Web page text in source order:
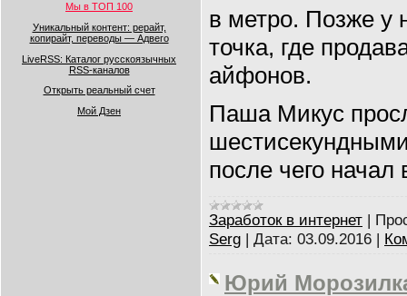
Мы в ТОП 100
Уникальный контент: рерайт,
копирайт, переводы — Адвего
LiveRSS: Каталог русскоязычных
RSS-каналов
Открыть реальный счет
Мой Дзен
в метро. Позже у
точка, где
айфонов.
Паша Микус
после чего начал
Заработок в интернет |
Serg | Дата: 03.09.2016 |
Юрий